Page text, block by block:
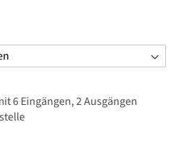
6 Eingängen, 2 Ausgängen